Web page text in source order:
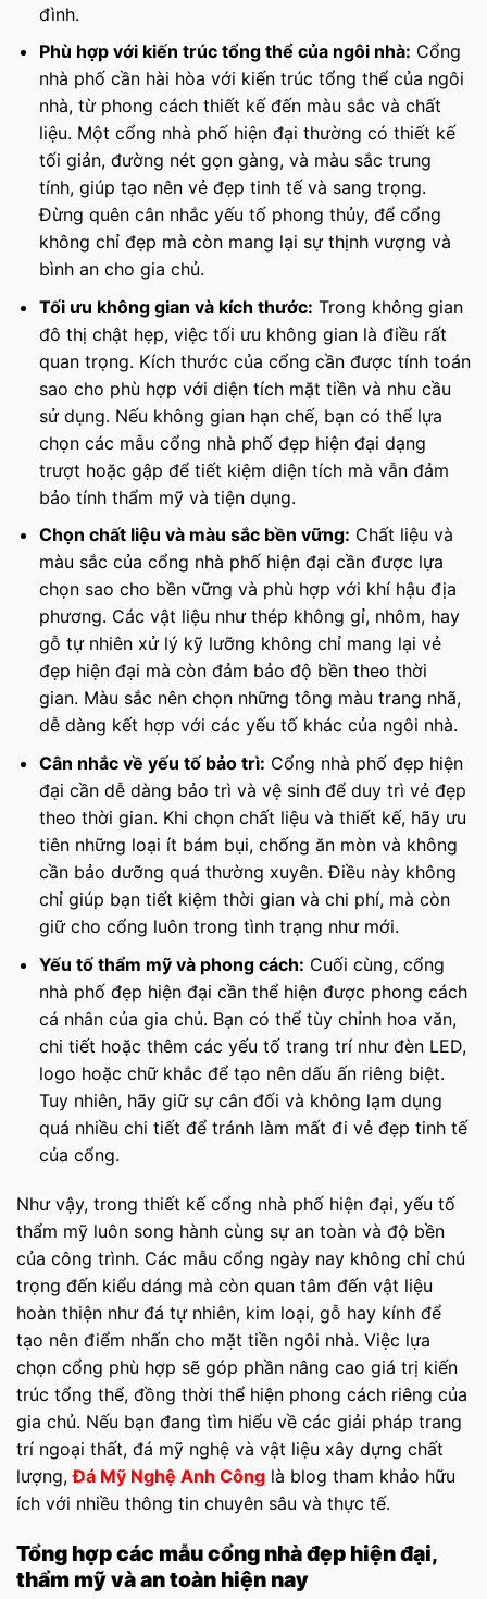
đình.
Phù hợp với kiến trúc tổng thể của ngôi nhà: Cổng
nhà phố cần hài hòa với kiến trúc tổng thể của ngôi
nhà, từ phong cách thiết kế đến màu sắc và chất
liệu. Một cổng nhà phố hiện đại thường có thiết kế
tối giản, đường nét gọn gàng, và màu sắc trung
tính, giúp tạo nên vẻ đẹp tinh tế và sang trọng.
Đừng quên cân nhắc yếu tố phong thủy, để cổng
không chỉ đẹp mà còn mang lại sự thịnh vượng và
bình an cho gia chủ.
Tối ưu không gian và kích thước: Trong không gian
đô thị chật hẹp, việc tối ưu không gian là điều rất
quan trọng. Kích thước của cổng cần được tính toán
sao cho phù hợp với diện tích mặt tiền và nhu cầu
sử dụng. Nếu không gian hạn chế, bạn có thể lựa
chọn các mẫu cổng nhà phố đẹp hiện đại dạng
trượt hoặc gập để tiết kiệm diện tích mà vẫn đảm
bảo tính thẩm mỹ và tiện dụng.
Chọn chất liệu và màu sắc bền vững: Chất liệu và
màu sắc của cổng nhà phố hiện đại cần được lựa
chọn sao cho bền vững và phù hợp với khí hậu địa
phương. Các vật liệu như thép không gỉ, nhôm, hay
gỗ tự nhiên xử lý kỹ lưỡng không chỉ mang lại vẻ
đẹp hiện đại mà còn đảm bảo độ bền theo thời
gian. Màu sắc nên chọn những tông màu trang nhã,
dễ dàng kết hợp với các yếu tố khác của ngôi nhà.
Cân nhắc về yếu tố bảo trì: Cổng nhà phố đẹp hiện
đại cần dễ dàng bảo trì và vệ sinh để duy trì vẻ đẹp
theo thời gian. Khi chọn chất liệu và thiết kế, hãy ưu
tiên những loại ít bám bụi, chống ăn mòn và không
cần bảo dưỡng quá thường xuyên. Điều này không
chỉ giúp bạn tiết kiệm thời gian và chi phí, mà còn
giữ cho cổng luôn trong tình trạng như mới.
Yếu tố thẩm mỹ và phong cách: Cuối cùng, cổng
nhà phố đẹp hiện đại cần thể hiện được phong cách
cá nhân của gia chủ. Bạn có thể tùy chỉnh hoa văn,
chi tiết hoặc thêm các yếu tố trang trí như đèn LED,
logo hoặc chữ khắc để tạo nên dấu ấn riêng biệt.
Tuy nhiên, hãy giữ sự cân đối và không lạm dụng
quá nhiều chi tiết để tránh làm mất đi vẻ đẹp tinh tế
của cổng.
Như vậy, trong thiết kế cổng nhà phố hiện đại, yếu tố
thẩm mỹ luôn song hành cùng sự an toàn và độ bền
của công trình. Các mẫu cổng ngày nay không chỉ chú
trọng đến kiểu dáng mà còn quan tâm đến vật liệu
hoàn thiện như đá tự nhiên, kim loại, gỗ hay kính để
tạo nên điểm nhấn cho mặt tiền ngôi nhà. Việc lựa
chọn cổng phù hợp sẽ góp phần nâng cao giá trị kiến
trúc tổng thể, đồng thời thể hiện phong cách riêng của
gia chủ. Nếu bạn đang tìm hiểu về các giải pháp trang
trí ngoại thất, đá mỹ nghệ và vật liệu xây dựng chất
lượng,Đá Mỹ Nghệ Anh Công là blog tham khảo hữu
ích với nhiều thông tin chuyên sâu và thực tế.
Tổng hợp các mẫu cổng nhà đẹp hiện đại,
thẩm mỹ và an toàn hiện nay